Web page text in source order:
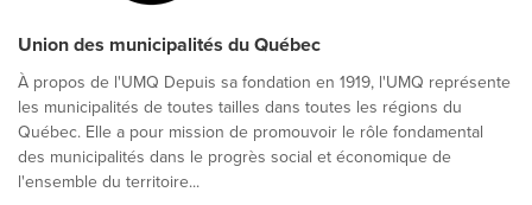
Union des municipalités du Québec
À propos de l'UMQ Depuis sa fondation en 1919, l'UMQ représente
les municipalités de toutes tailles dans toutes les régions du
Québec. Elle a pour mission de promouvoir le rôle fondamental
des municipalités dans le progrès social et économique de
l'ensemble du territoire...